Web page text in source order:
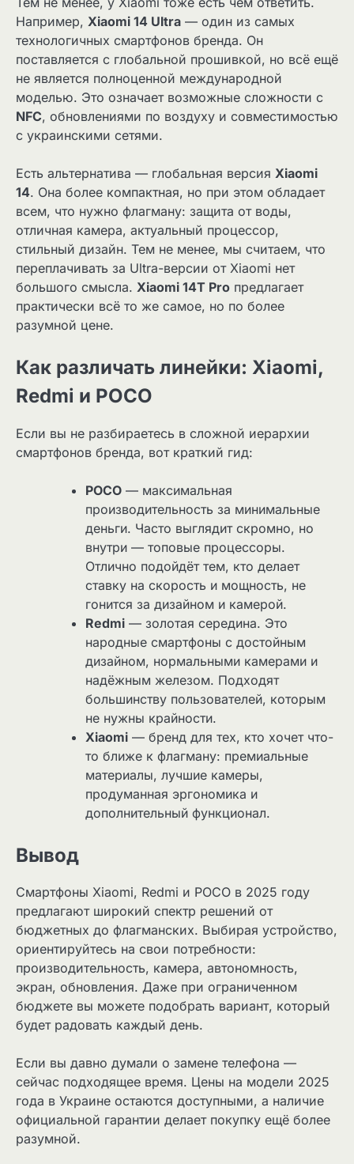
Например, Xiaomi 14 Ultra — один из самых
технологичных смартфонов бренда. Он
поставляется с глобальной прошивкой, но всё ещё
не является полноценной международной
моделью. Это означает возможные сложности с
NFC, обновлениями по воздуху и совместимостью
с украинскими сетями.
Есть альтернатива — глобальная версия Xiaomi
14. Она более компактная, но при этом обладает
всем, что нужно флагману: защита от воды,
отличная камера, актуальный процессор,
стильный дизайн. Тем не менее, мы считаем, что
переплачивать за Ultra-версии от Xiaomi нет
большого смысла. Xiaomi 14T Pro предлагает
практически всё то же самое, но по более
разумной цене.
Как различать линейки: Xiaomi,
Redmi и POCO
Если вы не разбираетесь в сложной иерархии
смартфонов бренда, вот краткий гид:
POCO — максимальная
производительность за минимальные
деньги. Часто выглядит скромно, но
внутри — топовые процессоры.
Отлично подойдёт тем, кто делает
ставку на скорость и мощность, не
гонится за дизайном и камерой.
Redmi — золотая середина. Это
народные смартфоны с достойным
дизайном, нормальными камерами и
надёжным железом. Подходят
большинству пользователей, которым
не нужны крайности.
Xiaomi — бренд для тех, кто хочет что-
то ближе к флагману: премиальные
материалы, лучшие камеры,
продуманная эргономика и
дополнительный функционал.
Вывод
Смартфоны Xiaomi, Redmi и POCO в 2025 году
предлагают широкий спектр решений от
бюджетных до флагманских. Выбирая устройство,
ориентируйтесь на свои потребности:
производительность, камера, автономность,
экран, обновления. Даже при ограниченном
бюджете вы можете подобрать вариант, который
будет радовать каждый день.
Если вы давно думали о замене телефона —
сейчас подходящее время. Цены на модели 2025
года в Украине остаются доступными, а наличие
официальной гарантии делает покупку ещё более
разумной.